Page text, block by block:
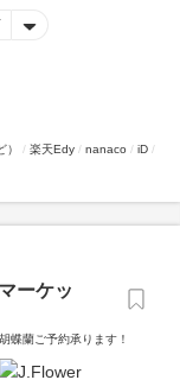
楽天Edy nanaco
iD
ーケッ
蝶蘭ご予約承ります！